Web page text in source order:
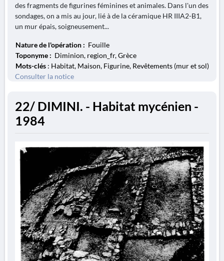
des fragments de figurines féminines et animales. Dans l'un des
sondages, on a mis au jour, lié à de la céramique HR IIIA2-B1,
un mur épais, soigneusement...
Nature de l'opération : Fouille
Toponyme : Diminion, region_fr, Grèce
Mots-clés : Habitat, Maison, Figurine, Revêtements (mur et sol)
Consulter la notice
22/ DIMINI. - Habitat mycénien -
1984